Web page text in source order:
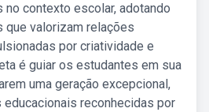
contexto escolar, adotando
que valorizam relações
por criatividade e
é guiar os estudantes em sua
uma geração excepcional,
reconhecidas por